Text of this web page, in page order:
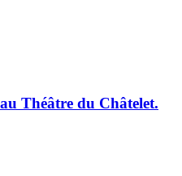
Théâtre du Châtelet.